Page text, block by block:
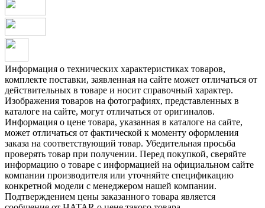
Информация о технических характеристиках товаров,
комплекте поставки, заявленная на сайте может отличаться от
действительных в товаре и носит справочный характер.
Изображения товаров на фотографиях, представленных в
каталоге на сайте, могут отличаться от оригиналов.
Информация о цене товара, указанная в каталоге на сайте,
может отличаться от фактической к моменту оформления
заказа на соответствующий товар. Убедительная просьба
проверять товар при получении. Перед покупкой, сверяйте
информацию о товаре с информацией на официальном сайте
компании производителя или уточняйте спецификацию
конкретной модели с менеджером нашей компании.
Подтверждением цены заказанного товара является